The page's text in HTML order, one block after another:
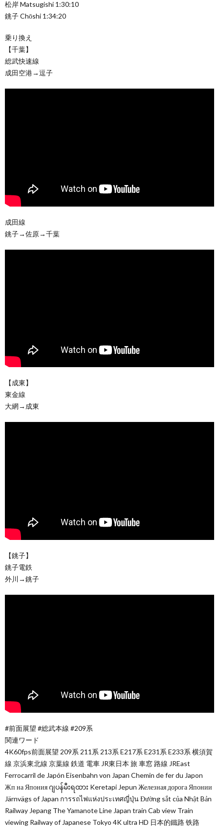
松岸 Matsugishi 1:30:10
銚子 Chōshi 1:34:20
乗り換え
【千葉】
総武快速線
成田空港→逗子
成田線
銚子→佐原→千葉
【成東】
東金線
大網→成東
【銚子】
銚子電鉄
外川→銚子
#前面展望 #総武本線 #209系
関連ワード
4K60fps前面展望 209系 211系 213系 E217系 E231系 E233系 横須賀
線 京浜東北線 京葉線 鉄道 電車 JR東日本 旅 車窓 路線 JREast
Ferrocarril de Japón Eisenbahn von Japan Chemin de fer du Japon
Жп на Япония ဂျပန်မီးရထား Keretapi Jepun Железная дорога Японии
Järnvägs of Japan การรถไฟแห่งประเทศญี่ปุ่น Đường sắt của Nhật Bản
Railway Jepang The Yamanote Line Japan train Cab view Train
viewing Railway of Japanese Tokyo 4K ultra HD 日本的鐵路 铁路